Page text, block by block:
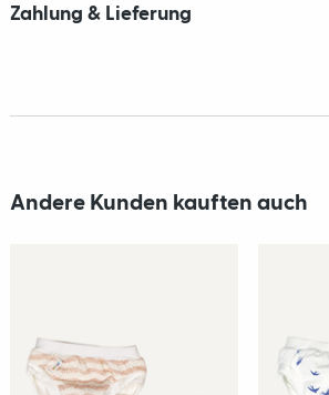
Zahlung & Lieferung
Andere Kunden kauften auch